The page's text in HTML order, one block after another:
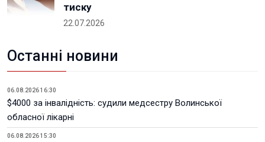
тиску
22.07.2026
Останні новини
06.08.2026 16:30
$4000 за інвалідність: судили медсестру Волинської
обласної лікарні
06.08.2026 15:30